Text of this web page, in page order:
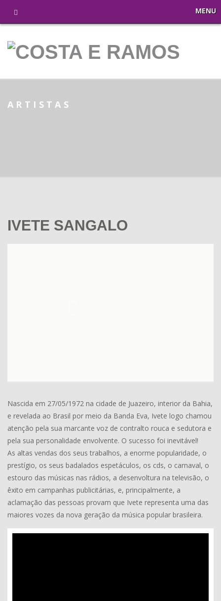
MENU
ARTISTAS
IVETE SANGALO
Nascida em 27/05/1972 na cidade de Juazeiro, interior da Bahia,
e revelada ao Brasil por meio da Banda Eva, Ivete logo chamou
atenção pela sua marcante voz de contralto rouca e sedutora e
pela sua personalidade envolvente. O sucesso foi inevitável!
As altas vendas dos seus trabalhos, a enorme popularidade, o
prestígio, os seus badalados espetáculos, os cds, o carnaval, o
estouro das músicas nas rádios, a desenvoltura na televisão, o
êxito em campanhas publicitárias, e, principalmente, a
aclamação das pessoas provam que Ivete representa uma das
maiores vozes da nova geração da música popular brasileira.